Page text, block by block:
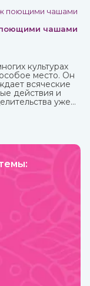
чашами
культурах
место. Он
всяческие
действия и
уже